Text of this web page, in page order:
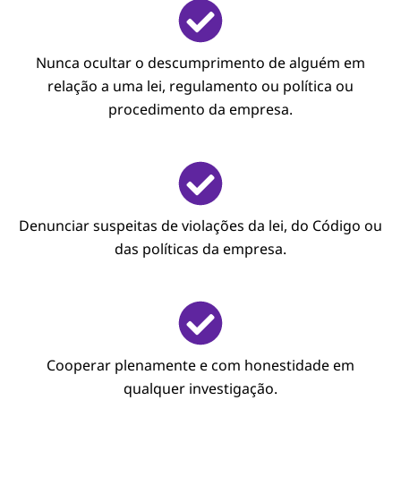
Nunca ocultar o descumprimento de alguém em
relação a uma lei, regulamento ou política ou
procedimento da empresa.
Denunciar suspeitas de violações da lei, do Código ou
das políticas da empresa.
Cooperar plenamente e com honestidade em
qualquer investigação.